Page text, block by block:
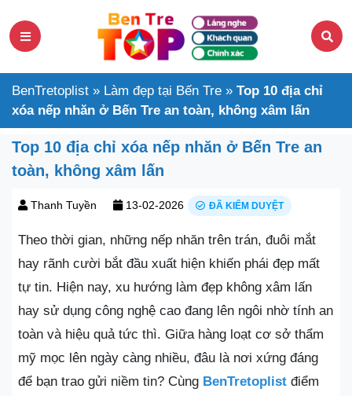
BenTretoplist » Làm đẹp tại Bến Tre » Top 10 địa chỉ
xóa nếp nhăn ở Bến Tre an toàn, không xâm lấn
Top 10 địa chỉ xóa nếp nhăn ở Bến Tre an
toàn, không xâm lấn
Thanh Tuyền 13-02-2026 ĐÃ KIỂM DUYỆT
Theo thời gian, những nếp nhăn trên trán, đuôi mắt
hay rãnh cười bắt đầu xuất hiện khiến phái đẹp mất
tự tin. Hiện nay, xu hướng làm đẹp không xâm lấn
hay sử dụng công nghệ cao đang lên ngôi nhờ tính an
toàn và hiệu quả tức thì. Giữa hàng loạt cơ sở thẩm
mỹ mọc lên ngày càng nhiều, đâu là nơi xứng đáng
để bạn trao gửi niềm tin? Cùng BenTretoplist điểm